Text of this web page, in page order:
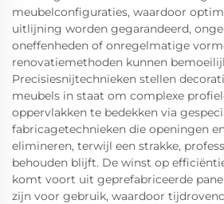
meubelconfiguraties, waardoor
uitlijning worden gegarandeerd,
oneffenheden of onregelmatige
renovatiemethoden kunnen
Precisiesnijtechnieken stellen
meubels in staat om complexe
oppervlakken te bedekken via
fabricagetechnieken die openingen
elimineren, terwijl een strakke,
behouden blijft. De winst op
komt voort uit geprefabriceerde
zijn voor gebruik, waardoor